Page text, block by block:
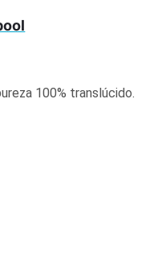
100% translúcido.